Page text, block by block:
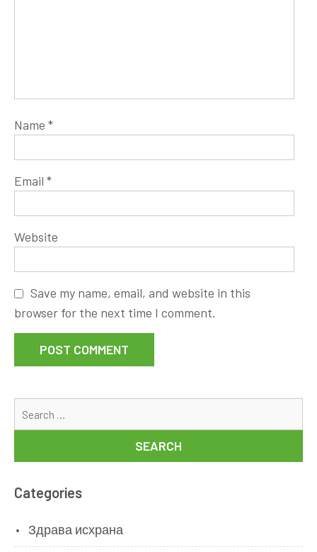
Name *
Email *
Website
Save my name, email, and website in this
browser for the next time I comment.
Categories
Здрава исхрана